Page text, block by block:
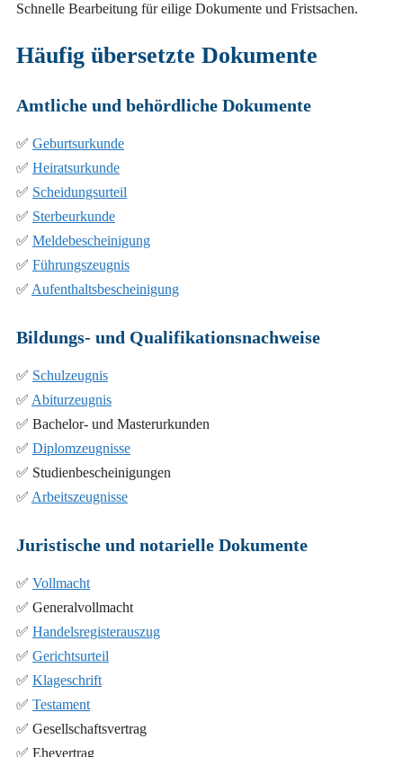
Schnelle Bearbeitung für eilige Dokumente und Fristsachen.
Häufig übersetzte Dokumente
Amtliche und behördliche Dokumente
✅ Geburtsurkunde
✅ Heiratsurkunde
✅ Scheidungsurteil
✅ Sterbeurkunde
✅ Meldebescheinigung
✅ Führungszeugnis
✅ Aufenthaltsbescheinigung
Bildungs- und Qualifikationsnachweise
✅ Schulzeugnis
✅ Abiturzeugnis
✅ Bachelor- und Masterurkunden
✅ Diplomzeugnisse
✅ Studienbescheinigungen
✅ Arbeitszeugnisse
Juristische und notarielle Dokumente
✅ Vollmacht
✅ Generalvollmacht
✅ Handelsregisterauszug
✅ Gerichtsurteil
✅ Klageschrift
✅ Testament
✅ Gesellschaftsvertrag
✅ Ehevertrag